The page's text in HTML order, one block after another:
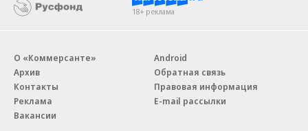
18+ реклама
О «Коммерсанте»
Архив
Контакты
Реклама
Вакансии
Android
Обратная связь
Правовая информация
E-mail рассылки